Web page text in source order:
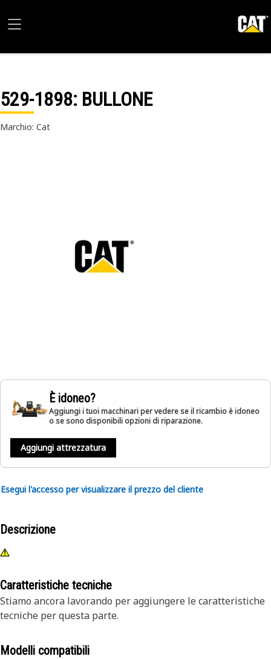
529-1898: BULLONE
Marchio: Cat
È idoneo?
Aggiungi i tuoi macchinari per vedere se il ricambio è idoneo
o se sono disponibili opzioni di riparazione.
Aggiungi attrezzatura
Esegui l'accesso per visualizzare il prezzo del cliente
Descrizione
Caratteristiche tecniche
Stiamo ancora lavorando per aggiungere le caratteristiche
tecniche per questa parte.
Modelli compatibili